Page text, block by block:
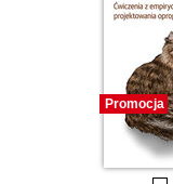
Promocja